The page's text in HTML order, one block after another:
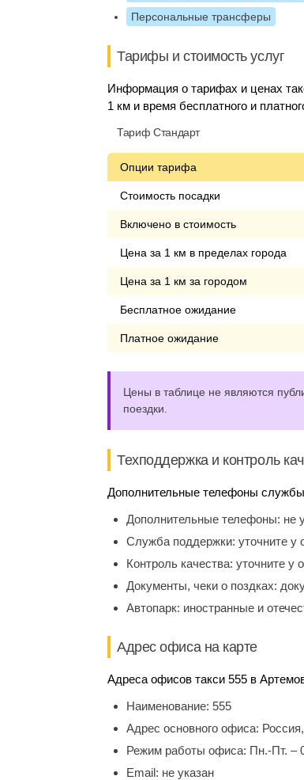
Персональные трансферы
Тарифы и стоимость услуг
Информация о тарифах и ценах
1 км и время бесплатного и
Тариф Стандарт
Опции тарифа
Стоимость посадки
Включено в стоимость
Цена за 1 км в пределах города
Цена за 1 км за городом
Бесплатное ожидание
Платное ожидание
Цены в таблице не являются
поездки.
Техподдержка и контроль
Дополнительные телефоны службы
Дополнительные телефоны: не
Служба поддержки: уточните у
Контроль качества: уточните у
Документы, чеки о поздках:
Автопарк: иностранные и
Адрес офиса на карте
Адреса офисов такси 555 в
Наименование: 555
Адрес основного офиса:
Режим работы офиса: Пн.-Пт. –
Email: не указан